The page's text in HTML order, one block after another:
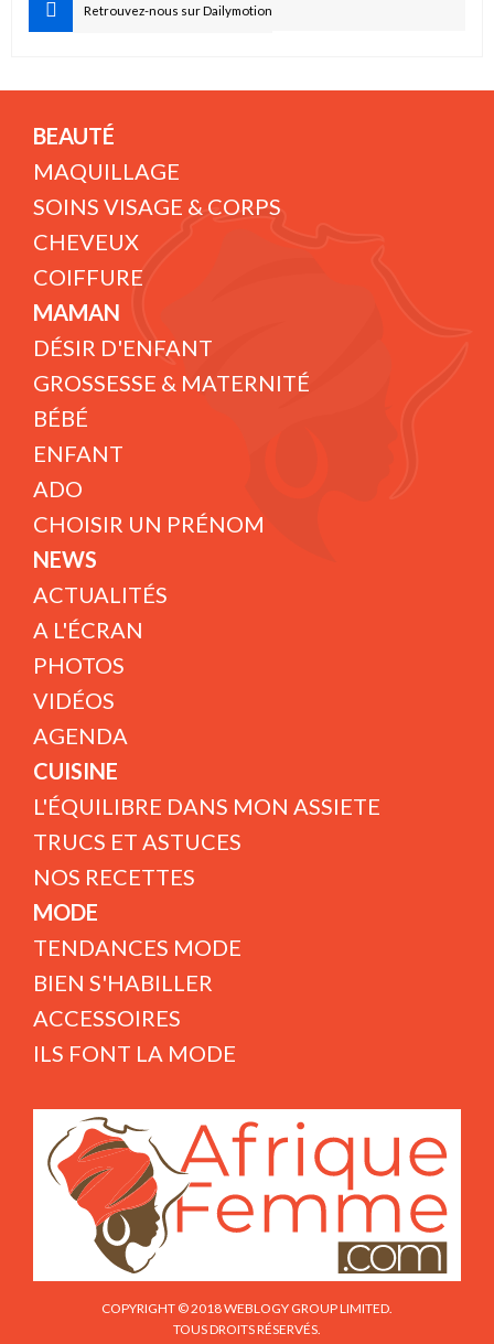
Retrouvez-nous sur Dailymotion
BEAUTÉ
MAQUILLAGE
SOINS VISAGE & CORPS
CHEVEUX
COIFFURE
MAMAN
DÉSIR D'ENFANT
GROSSESSE & MATERNITÉ
BÉBÉ
ENFANT
ADO
CHOISIR UN PRÉNOM
NEWS
ACTUALITÉS
A L'ÉCRAN
PHOTOS
VIDÉOS
AGENDA
CUISINE
L'ÉQUILIBRE DANS MON ASSIETE
TRUCS ET ASTUCES
NOS RECETTES
MODE
TENDANCES MODE
BIEN S'HABILLER
ACCESSOIRES
ILS FONT LA MODE
COPYRIGHT © 2018 WEBLOGY GROUP LIMITED.
TOUS DROITS RÉSERVÉS.